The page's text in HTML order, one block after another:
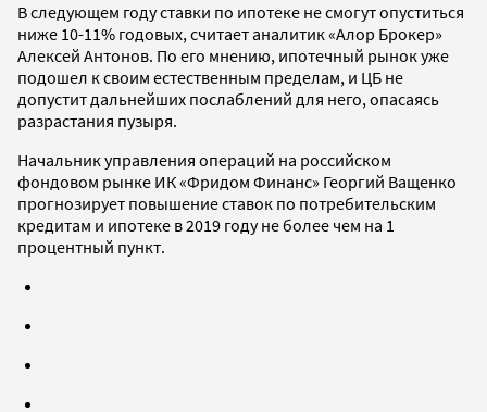
В следующем году ставки по ипотеке не смогут опуститься
ниже 10-11% годовых, считает аналитик «Алор Брокер»
Алексей Антонов. По его мнению, ипотечный рынок уже
подошел к своим естественным пределам, и ЦБ не
допустит дальнейших послаблений для него, опасаясь
разрастания пузыря.
Начальник управления операций на российском
фондовом рынке ИК «Фридом Финанс» Георгий Ващенко
прогнозирует повышение ставок по потребительским
кредитам и ипотеке в 2019 году не более чем на 1
процентный пункт.